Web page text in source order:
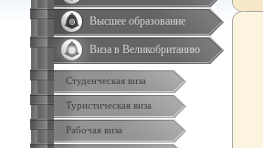
Высшее образование
Виза в Великобританию
Студенческая виза
Туристическая виза
Рабочая виза